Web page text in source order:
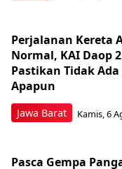
Jawa Barat
Perjalanan Kereta
Normal, KAI Daop
Pastikan Tidak
Apapun
Kamis, 6
Pasca Gempa